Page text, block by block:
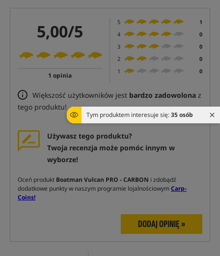
Tym produktem interesuje się:35 osób
5,00/5
1 opinia
5
1
4
0
3
0
2
0
1
0
Większość użytkowników jest bardzo zadowolona z
tego produktu!
Używasz tego produktu?
Twoja recenzja może pomóc innym w
wyborze!
Oceń produkt Boatman Vulcan PRO - CARBON i zdobądź
dodatkowe punkty w naszym programie lojalnościowymCarp-
Coins!
DODAJ OPINIĘ »